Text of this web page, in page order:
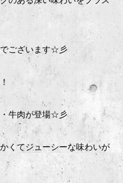
ございます☆彡
牛肉が登場☆彡
くてジューシーな味わいが